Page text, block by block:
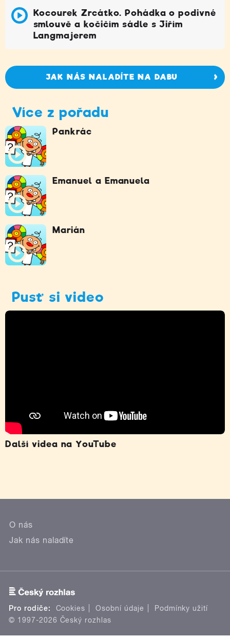
Kocourek Zrcátko. Pohádka o podivné
smlouvě a kočičím sádle s Jiřím
Langmajerem
JAK NÁS NALADÍTE NA DABU
Více z pořadu
Pankrác
Emanuel a Emanuela
Marián
Pusť si video
Další videa na YouTube
O nás
Jak nás naladíte
Pro rodiče: Cookies Osobní údaje
Podmínky užití
© 1997-2026 Český rozhlas